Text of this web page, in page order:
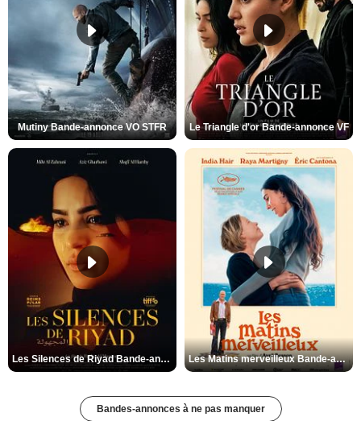
Mutiny Bande-annonce VO STFR Le Triangle d'or Bande-annonce VF
Les Silences de Riyad Bande-annonce VO STFR Les Matins merveilleux Bande-annonce VF
Bandes-annonces à ne pas manquer